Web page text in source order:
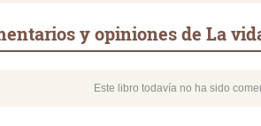
y opiniones de La
Este libro todavía no ha sido